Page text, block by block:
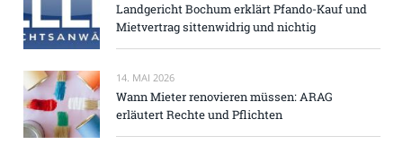
Landgericht Bochum erklärt Pfando-Kauf und
Mietvertrag sittenwidrig und nichtig
14. MAI 2026
Wann Mieter renovieren müssen: ARAG
erläutert Rechte und Pflichten